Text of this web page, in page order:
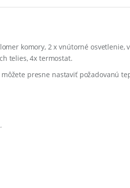
komory, 2 x vnútorné osvetlenie,
telies, 4x termostat.
presne nastaviť požadovanú